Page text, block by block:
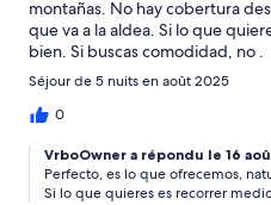
montañas. No hay cobertura
que va a la aldea. Si lo que
bien. Si buscas comodidad, no .
Séjour de 5 nuits en août 2025
0
VrboOwner a répondu le 16
Perfecto, es lo que ofrecemos,
Si lo que quieres es recorrer